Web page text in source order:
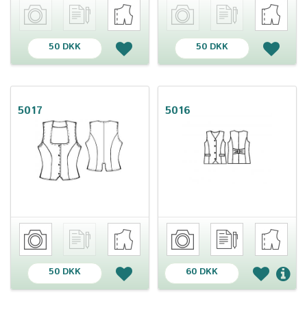
50 DKK 50 DKK
5017
50 DKK
5016
60 DKK